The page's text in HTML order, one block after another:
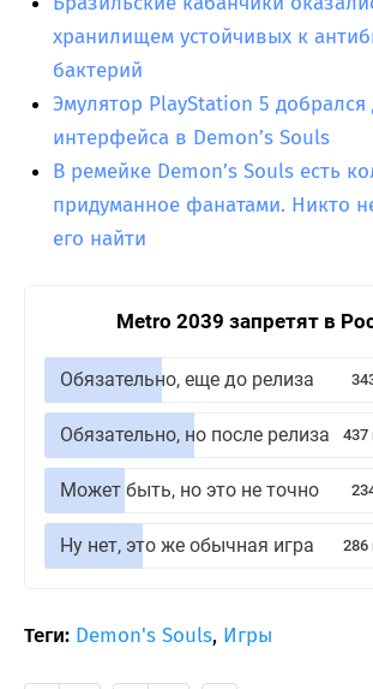
хранилищем устойчивых к
бактерий
Эмулятор PlayStation 5 добрался
интерфейса в Demon’s Souls
В ремейке Demon’s Souls есть
придуманное фанатами. Никто
его найти
Metro 2039 запретят в
Обязательно, еще до релиза
Обязательно, но после релиза 437
Может быть, но это не точно
Ну нет, это же обычная игра 286
Теги: Demon's Souls, Игры